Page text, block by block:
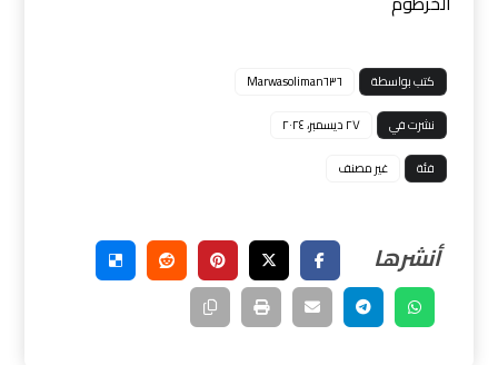
كتب بواسطة
Marwasoliman٦٣٦
نشرت في
٢٧ ديسمبر، ٢٠٢٤
فئة
غير مصنف